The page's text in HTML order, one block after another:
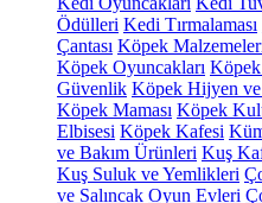
Ödülleri Kedi Tırmalaması
Çantası Köpek
Köpek Oyuncakları Köpek
Güvenlik Köpek Hijyen
Köpek Maması Köpek
Elbisesi Köpek Kafesi
ve Bakım Ürünleri Kuş
Kuş Suluk ve Yemlikleri
ve Salıncak Oyun Evleri